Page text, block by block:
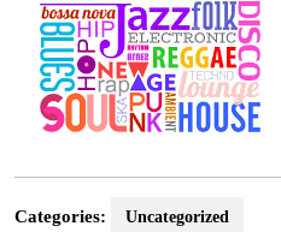
Categories: Uncategorized